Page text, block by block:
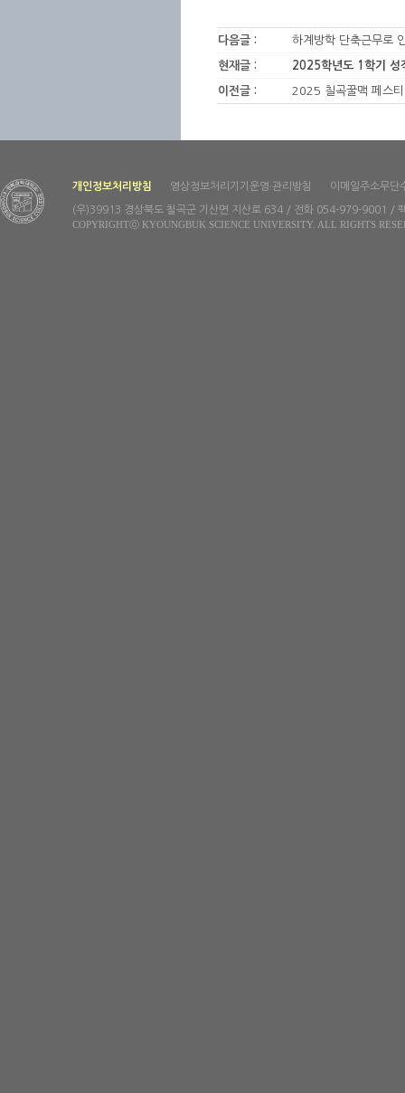
다음글 : 하계방학 단축근무로
현재글 : 2025학년도 1학기 성
이전글 : 2025 칠곡꿀맥 페스
개인정보처리방침 영상정보처리기기운영·관리방침 이메일주소무단
(우)39913 경상북도 칠곡군 기산면 지산로 634 / 전화 054-979-9001 /
COPYRIGHTⓒ KYOUNGBUK SCIENCE UNIVERSITY. ALL RIGHTS